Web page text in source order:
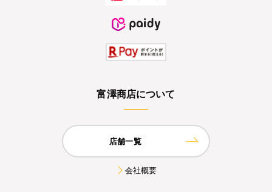
富澤商店について
店舗一覧
会社概要